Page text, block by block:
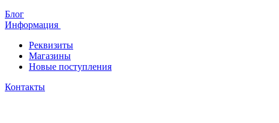
Блог
Информация
Реквизиты
Магазины
Новые поступления
Контакты